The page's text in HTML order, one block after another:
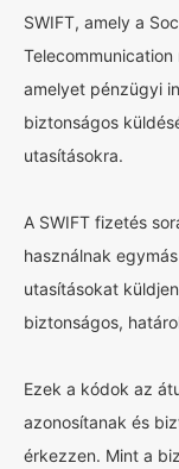
SWIFT, amely a
amelyet pénzügyi
biztonságos
utasításokra.
A SWIFT fizetés
használnak
utasításokat
biztonságos,
Ezek a kódok az
azonosítanak és
érkezzen. Mint a